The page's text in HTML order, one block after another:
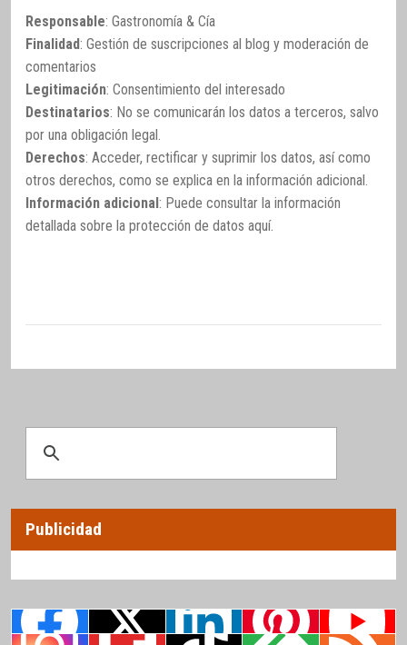
Responsable: Gastronomía & Cía
Finalidad: Gestión de suscripciones al blog y moderación de
comentarios
Legitimación: Consentimiento del interesado
Destinatarios: No se comunicarán los datos a terceros, salvo
por una obligación legal.
Derechos: Acceder, rectificar y suprimir los datos, así como
otros derechos, como se explica en la información adicional.
Información adicional : Puede consultar la información
detallada sobre la protección de datos aquí.
Publicidad